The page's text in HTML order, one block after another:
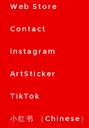
Web Store
Contact
Instagram
ArtSticker
TikTok
小红书 （Chinese）